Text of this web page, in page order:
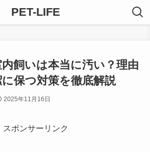
PET-LIFE
飼いは本当に汚い？理由
に保つ対策を徹底解説
2025年11月16日
スポンサーリンク